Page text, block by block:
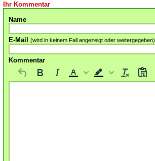
Ihr Kommentar
Name
E-Mail (wird in keinem Fall angezeigt oder weitergegeben)
Kommentar